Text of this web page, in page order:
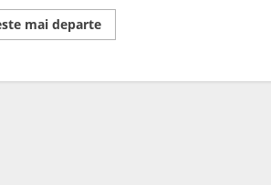
mai departeRead
more
de